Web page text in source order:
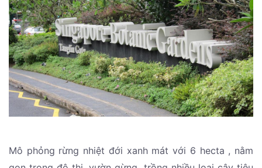
Mô phỏng rừng nhiệt đới xanh mát với 6 hecta , nằm